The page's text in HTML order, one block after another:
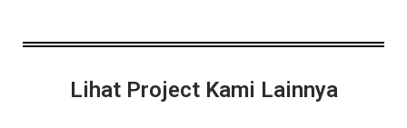
Lihat Project Kami Lainnya